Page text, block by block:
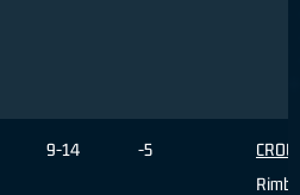
9-14 -5